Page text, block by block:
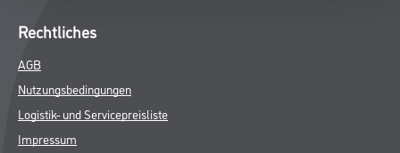
Rechtliches
AGB
Nutzungsbedingungen
Logistik- und Servicepreisliste
Impressum